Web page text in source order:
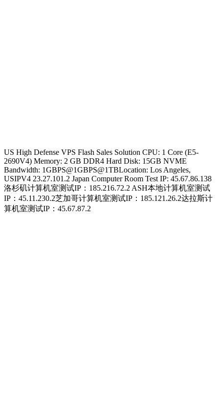
US High Defense VPS Flash Sales Solution CPU: 1 Core (E5-
2690V4) Memory: 2 GB DDR4 Hard Disk: 15GB NVME
Bandwidth: 1GBPS@1GBPS@1TBLocation: Los Angeles,
USIPV4 23.27.101.2 Japan Computer Room Test IP: 45.67.86.138
洛杉矶计算机室测试IP：185.216.72.2 ASH本地计算机室测试
IP：45.11.230.2芝加哥计算机室测试IP：185.121.26.2达拉斯计
算机室测试IP：45.67.87.2